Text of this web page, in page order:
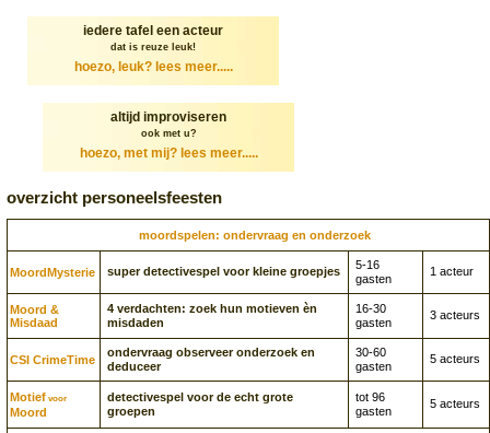
iedere tafel een acteur
dat is reuze leuk!
hoezo, leuk? lees meer.....
altijd improviseren
ook met u?
hoezo, met mij? lees meer.....
overzicht personeelsfeesten
moordspelen: ondervraag en onderzoek
Moord­Mysterie super detectivespel voor kleine groepjes
5-16
gasten
1 acteur
Moord &
Misdaad
4 verdachten: zoek hun motieven èn
misdaden
16-30
gasten
3 acteurs
CSI CrimeTime
ondervraag observeer onderzoek en
deduceer
30-60
gasten
5 acteurs
Motief voor
Moord
detectivespel voor de echt grote
groepen
tot 96
gasten
5 acteurs